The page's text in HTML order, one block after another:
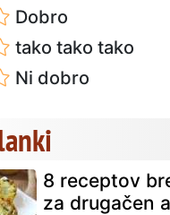
Dobro
tako tako tako
Ni dobro
8 receptov
za drugačen